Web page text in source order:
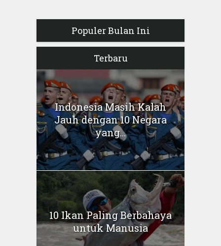
Populer Bulan Ini
Terbaru
Indonesia Masih Kalah
Jauh dengan 10 Negara
yang...
10 Ikan Paling Berbahaya
untuk Manusia